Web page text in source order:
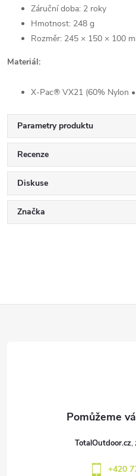
Záruční doba: 2 roky
Hmotnost: 248 g
Rozměr: 245 × 150 × 100
Materiál:
X-Pac® VX21 (60% Nylon
Parametry produktu
Recenze
Diskuse
Značka
TotalOutdoor.cz
+420